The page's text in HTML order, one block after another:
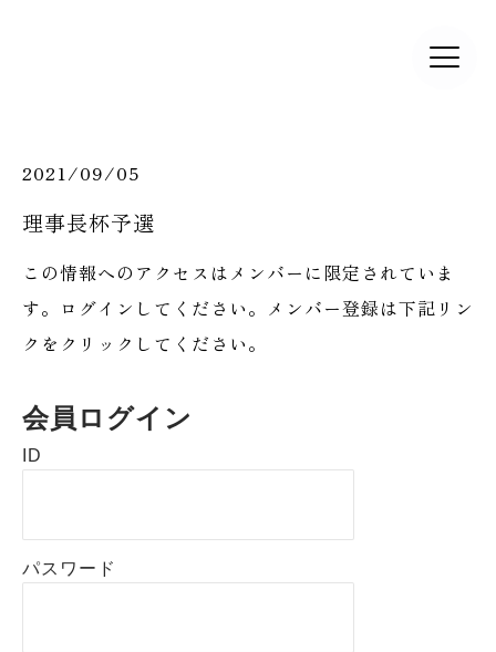
2021/09/05
理事長杯予選
この情報へのアクセスはメンバーに限定されていま
す。ログインしてください。メンバー登録は下記リン
クをクリックしてください。
会員ログイン
ID
パスワード